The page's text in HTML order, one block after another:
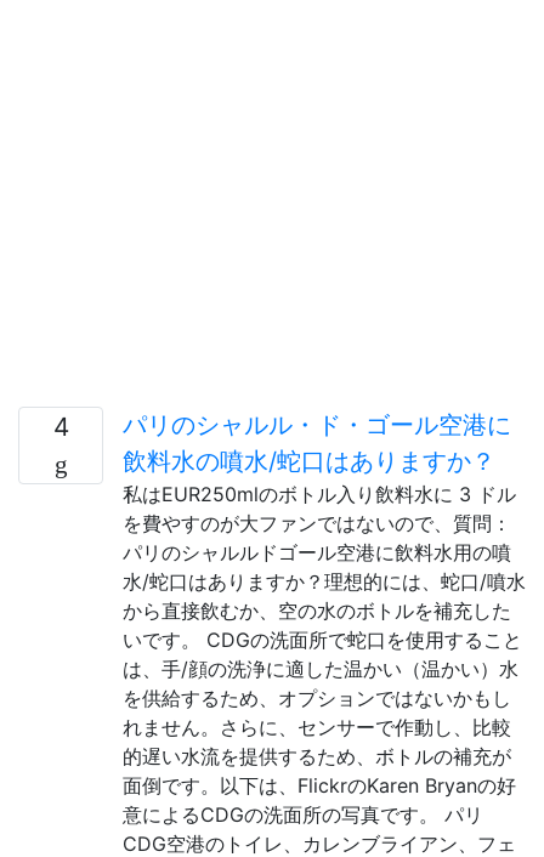
4
パリのシャルル・ド・ゴール空港に
飲料水の噴水/蛇口はありますか？
私はEUR250mlのボトル入り飲料水に 3 ドル
を費やすのが大ファンではないので、質問：
パリのシャルルドゴール空港に飲料水用の噴
水/蛇口はありますか？理想的には、蛇口/噴水
から直接飲むか、空の水のボトルを補充した
いです。 CDGの洗面所で蛇口を使用すること
は、手/顔の洗浄に適した温かい（温かい）水
を供給するため、オプションではないかもし
れません。さらに、センサーで作動し、比較
的遅い水流を提供するため、ボトルの補充が
面倒です。以下は、FlickrのKaren Bryanの好
意によるCDGの洗面所の写真です。 パリ
CDG空港のトイレ、カレンブライアン、フェ